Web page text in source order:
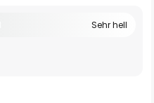
Sehr hell